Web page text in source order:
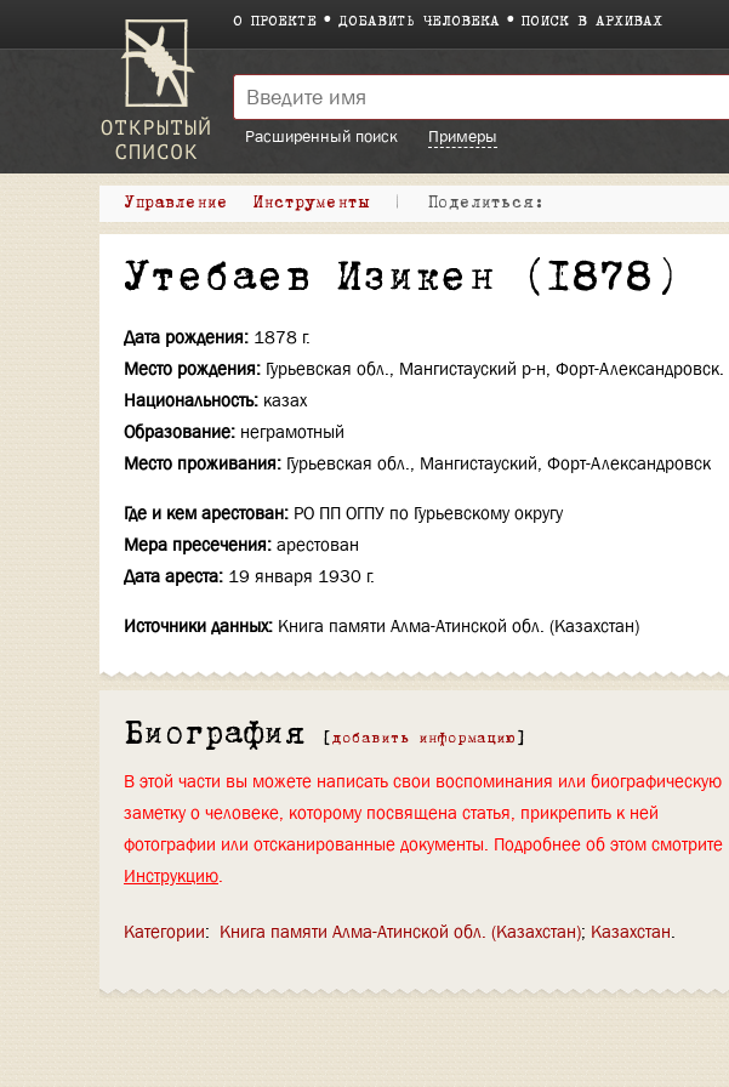
О ПРОЕКТЕ ДОБАВИТЬ ЧЕЛОВЕКА ПОИСК В АРХИВАХ
Расширенный поиск
Примеры
Управление Инструменты | Поделиться:
Утебаев Изикен (1878)
Дата рождения: 1878 г.
Место рождения: Гурьевская обл., Мангистауский р-н, Форт-Александровск.
Национальность: казах
Образование: неграмотный
Место проживания: Гурьевская обл., Мангистауский, Форт-Александровск
Где и кем арестован: РО ПП ОГПУ по Гурьевскому округу
Мера пресечения: арестован
Дата ареста: 19 января 1930 г.
Источники данных: Книга памяти Алма-Атинской обл. (Казахстан)
Биография [ добавить информацию ]
В этой части вы можете написать свои воспоминания или биографическую
заметку о человеке, которому посвящена статья, прикрепить к ней
фотографии или отсканированные документы. Подробнее об этом смотрите
Инструкцию.
Категории: Книга памяти Алма-Атинской обл. (Казахстан) Казахстан